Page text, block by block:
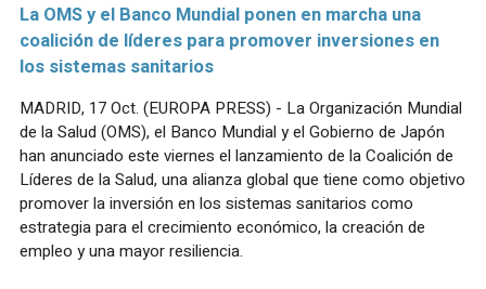
La OMS y el Banco Mundial ponen en marcha una
coalición de líderes para promover inversiones en
los sistemas sanitarios
MADRID, 17 Oct. (EUROPA PRESS) - La Organización Mundial
de la Salud (OMS), el Banco Mundial y el Gobierno de Japón
han anunciado este viernes el lanzamiento de la Coalición de
Líderes de la Salud, una alianza global que tiene como objetivo
promover la inversión en los sistemas sanitarios como
estrategia para el crecimiento económico, la creación de
empleo y una mayor resiliencia.